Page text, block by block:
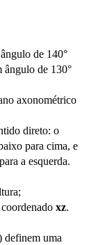
de 140°
ângulo de 130°
axonométrico
direto: o
para cima, e
a esquerda.
xz.
uma